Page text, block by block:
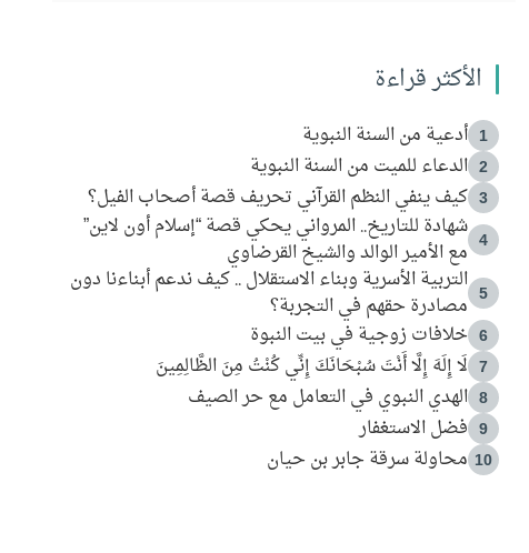
الأكثر قراءة
1 أدعية من السنة النبوية
2 الدعاء للميت من السنة النبوية
3 كيف ينفي النظم القرآني تحريف قصة أصحاب الفيل؟
4
شهادة للتاريخ.. المرواني يحكي قصة “إسلام أون لاين”
مع الأمير الوالد والشيخ القرضاوي
5
التربية الأسرية وبناء الاستقلال .. كيف ندعم أبناءنا دون
مصادرة حقهم في التجربة؟
6 خلافات زوجية في بيت النبوة
7 لَا إِلَهَ إِلَّا أَنْتَ سُبْحَانَكَ إِنِّي كُنْتُ مِنَ الظَّالِمِينَ
8 الهدي النبوي في التعامل مع حر الصيف
9 فضل الاستغفار
10 محاولة سرقة جابر بن حيان